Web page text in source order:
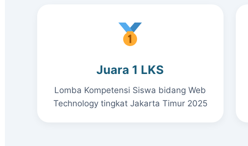
Juara 1 LKS
Lomba Kompetensi Siswa bidang Web
Technology tingkat Jakarta Timur 2025